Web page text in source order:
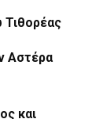
Τιθορέας
Αστέρα
και